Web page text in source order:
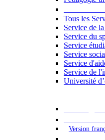
Tous les
Service de
Service du
Service
Service
Service
Service de
Université
Version